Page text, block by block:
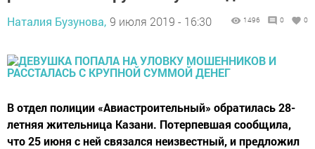
Наталия Бузунова, 9 июля 2019 - 16:30 1496 0 0
В отдел полиции «Авиастроительный» обратилась 28-
летняя жительница Казани. Потерпевшая сообщила,
что 25 июня с ней связался неизвестный, и предложил